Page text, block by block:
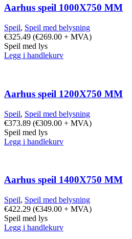
Aarhus speil 1000X750 MM
Speil, Speil med belysning
€325.49 (€269.00 + MVA)
Speil med lys
Legg i handlekurv
Aarhus speil 1200X750 MM
Speil, Speil med belysning
€373.89 (€309.00 + MVA)
Speil med lys
Legg i handlekurv
Aarhus speil 1400X750 MM
Speil, Speil med belysning
€422.29 (€349.00 + MVA)
Speil med lys
Legg i handlekurv